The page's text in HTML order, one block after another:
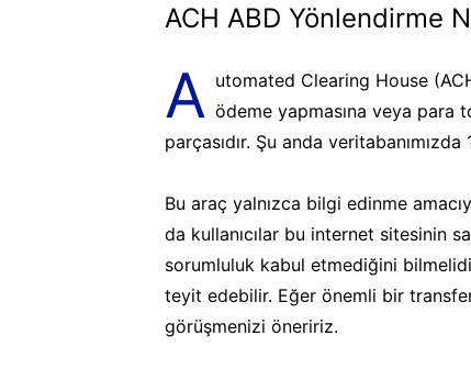
ACH ABD Yönlendirme
A utomated Clearing House
ödeme yapmasına veya para
parçasıdır. Şu anda
Bu araç yalnızca bilgi edinme
da kullanıcılar bu internet sitesinin
sorumluluk kabul etmediğini
teyit edebilir. Eğer önemli bir
görüşmenizi öneririz.